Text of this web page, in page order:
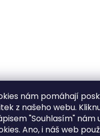
nám pomáhají
z našeho webu.
"Souhlasím" nám
Ano, i náš web